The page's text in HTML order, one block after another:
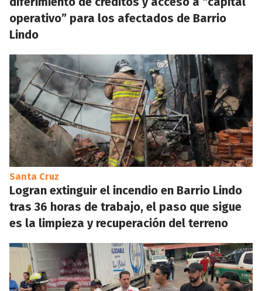
operativo” para los afectados de Barrio
Lindo
Santa Cruz
Logran extinguir el incendio en Barrio Lindo
tras 36 horas de trabajo, el paso que sigue
es la limpieza y recuperación del terreno